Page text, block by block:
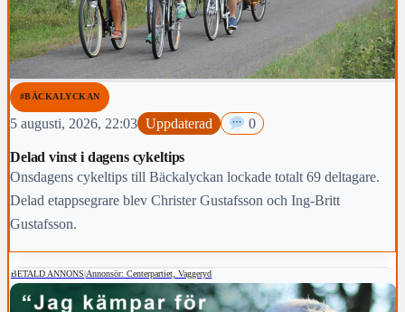
#BÄCKALYCKAN
5 augusti, 2026, 22:03 Uppdaterad 0
Delad vinst i dagens cykeltips
Onsdagens cykeltips till Bäckalyckan lockade totalt 69 deltagare.
Delad etappsegrare blev Christer Gustafsson och Ing-Britt
Gustafsson.
BETALD ANNONS|Annonsör: Centerpartiet, Vaggeryd